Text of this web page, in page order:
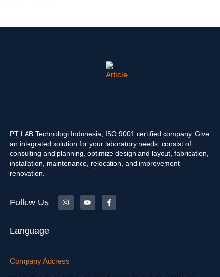
PT LAB Technologi Indonesia, ISO 9001 certified company. Give
an integrated solution for your laboratory needs, consist of
consulting and planning, optimize design and layout, fabrication,
installation, maintenance, relocation, and improvement
renovation.
Follow Us
Language
Company Address